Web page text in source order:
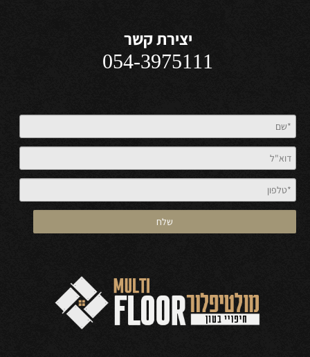
יצירת קשר
054-3975111